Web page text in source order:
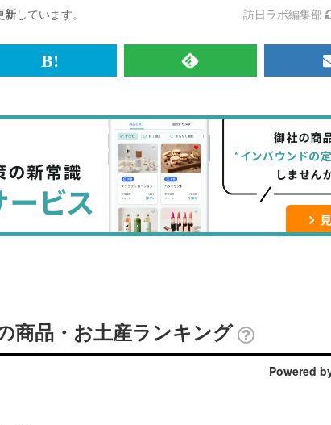
新しています。 訪日ラボ編集部
は
な
ッ
ク
マ
追
加
RSS
記
事
を
購
読
商品・お土産ランキング
Powered